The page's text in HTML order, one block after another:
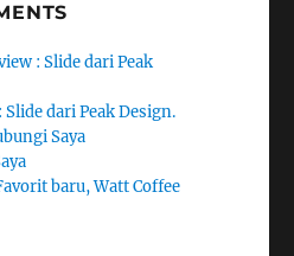
: Slide dari Peak
Slide dari Peak Design.
Saya
baru, Watt Coffee